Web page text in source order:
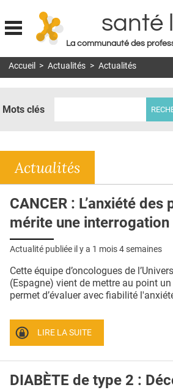
Jump to
santé
La communauté des
MON COMPTE
DOSSIERS
RÉSEAUX
E-REVUE SAD
QUI SOMMES-NOUS ?
CONDITIONS GÉNÉRALES
CRÉDITS
Accueil > Actualités > Actualités
Mots clés
Actualités
CANCER : L’anxiété des
mérite une interrogation
Actualité publiée il y a 1 mois 4 semaines
Cette équipe d’oncologues de
(Espagne) vient de mettre au point
permet d’évaluer avec fiabilité
LIRE LA SUITE
DIABÈTE de type 2 :